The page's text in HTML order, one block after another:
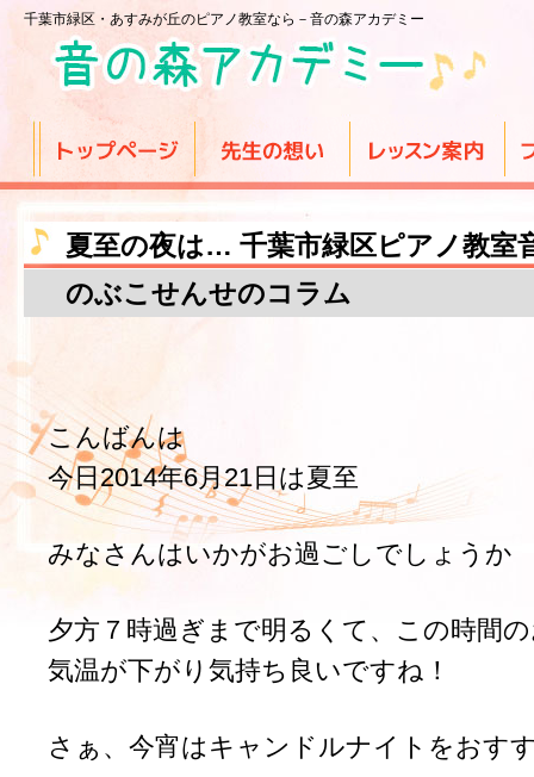
千葉市緑区・あすみが丘のピアノ教室なら－音の森アカデミー
夏至の夜は… 千葉市緑区ピアノ教室
のぶこせんせのコラム
こんばんは
今日2014年6月21日は夏至
みなさんはいかがお過ごしでしょうか
夕方７時過ぎまで明るくて、この時間
気温が下がり気持ち良いですね！
さぁ、今宵はキャンドルナイトをおす